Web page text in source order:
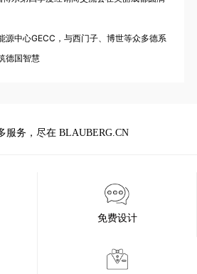
源中心GECC，与西门子、博世等众多德系
德国智慧
服务，尽在 BLAUBERG.CN
免费设计